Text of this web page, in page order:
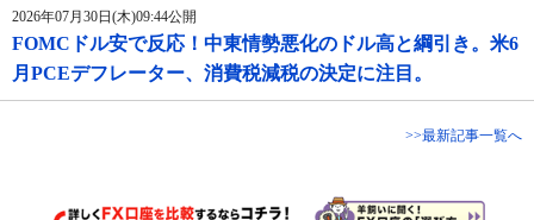
2026年07月30日(木)09:44公開
FOMCドル安で反応！中東情勢悪化のドル高と綱引き。米6
月PCEデフレーター、消費税減税の決定に注目。
>>最新記事一覧へ